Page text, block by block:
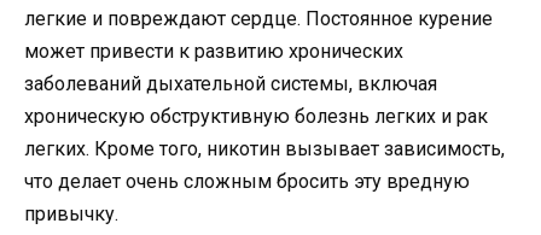
легкие и повреждают сердце. Постоянное курение
может привести к развитию хронических
заболеваний дыхательной системы, включая
хроническую обструктивную болезнь легких и рак
легких. Кроме того, никотин вызывает зависимость,
что делает очень сложным бросить эту вредную
привычку.